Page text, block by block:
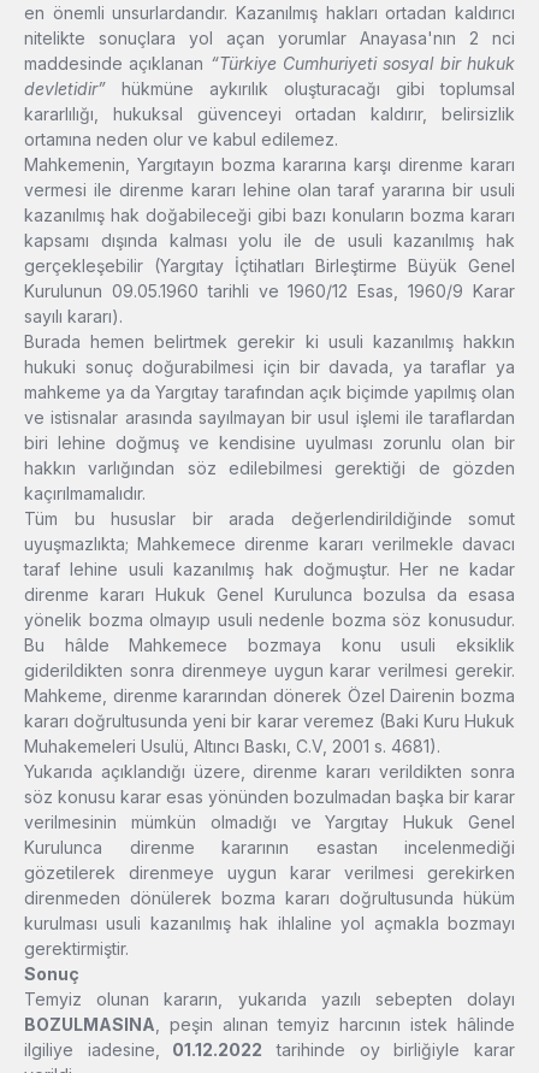
en önemli unsurlardandır. Kazanılmış hakları ortadan kaldırıcı
nitelikte sonuçlara yol açan yorumlar Anayasa'nın 2 nci
maddesinde açıklanan “Türkiye Cumhuriyeti sosyal bir hukuk
devletidir” hükmüne aykırılık oluşturacağı gibi toplumsal
kararlılığı, hukuksal güvenceyi ortadan kaldırır, belirsizlik
ortamına neden olur ve kabul edilemez.
Mahkemenin, Yargıtayın bozma kararına karşı direnme kararı
vermesi ile direnme kararı lehine olan taraf yararına bir usuli
kazanılmış hak doğabileceği gibi bazı konuların bozma kararı
kapsamı dışında kalması yolu ile de usuli kazanılmış hak
gerçekleşebilir (Yargıtay İçtihatları Birleştirme Büyük Genel
Kurulunun 09.05.1960 tarihli ve 1960/12 Esas, 1960/9 Karar
sayılı kararı).
Burada hemen belirtmek gerekir ki usuli kazanılmış hakkın
hukuki sonuç doğurabilmesi için bir davada, ya taraflar ya
mahkeme ya da Yargıtay tarafından açık biçimde yapılmış olan
ve istisnalar arasında sayılmayan bir usul işlemi ile taraflardan
biri lehine doğmuş ve kendisine uyulması zorunlu olan bir
hakkın varlığından söz edilebilmesi gerektiği de gözden
kaçırılmamalıdır.
Tüm bu hususlar bir arada değerlendirildiğinde somut
uyuşmazlıkta; Mahkemece direnme kararı verilmekle davacı
taraf lehine usuli kazanılmış hak doğmuştur. Her ne kadar
direnme kararı Hukuk Genel Kurulunca bozulsa da esasa
yönelik bozma olmayıp usuli nedenle bozma söz konusudur.
Bu hâlde Mahkemece bozmaya konu usuli eksiklik
giderildikten sonra direnmeye uygun karar verilmesi gerekir.
Mahkeme, direnme kararından dönerek Özel Dairenin bozma
kararı doğrultusunda yeni bir karar veremez (Baki Kuru Hukuk
Muhakemeleri Usulü, Altıncı Baskı, C.V, 2001 s. 4681).
Yukarıda açıklandığı üzere, direnme kararı verildikten sonra
söz konusu karar esas yönünden bozulmadan başka bir karar
verilmesinin mümkün olmadığı ve Yargıtay Hukuk Genel
Kurulunca direnme kararının esastan incelenmediği
gözetilerek direnmeye uygun karar verilmesi gerekirken
direnmeden dönülerek bozma kararı doğrultusunda hüküm
kurulması usuli kazanılmış hak ihlaline yol açmakla bozmayı
gerektirmiştir.
Sonuç
Temyiz olunan kararın, yukarıda yazılı sebepten dolayı
BOZULMASINA, peşin alınan temyiz harcının istek hâlinde
ilgiliye iadesine, 01.12.2022 tarihinde oy birliğiyle karar